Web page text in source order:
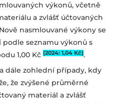
výkonů, včetně
a zvlášť účtovaných
nasmlouvané výkony se
seznamu výkonů s
1,00 Kč (2024: 1,04 Kč).
dále zohlední případy, kdy
že zvýšené průměrné
materiál a zvlášť